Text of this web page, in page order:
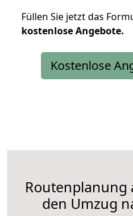
Füllen Sie jetzt das
kostenloseAngebote.
Kostenlose
Routenplanung
den Umzug